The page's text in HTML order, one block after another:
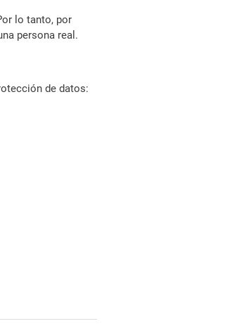
lo tanto, por
persona real.
de datos: